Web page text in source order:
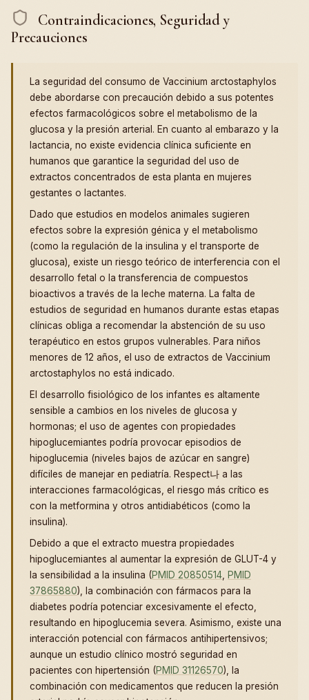
Contraindicaciones, Seguridad y
Precauciones
La seguridad del consumo de Vaccinium arctostaphylos
debe abordarse con precaución debido a sus potentes
efectos farmacológicos sobre el metabolismo de la
glucosa y la presión arterial. En cuanto al embarazo y la
lactancia, no existe evidencia clínica suficiente en
humanos que garantice la seguridad del uso de
extractos concentrados de esta planta en mujeres
gestantes o lactantes.
Dado que estudios en modelos animales sugieren
efectos sobre la expresión génica y el metabolismo
(como la regulación de la insulina y el transporte de
glucosa), existe un riesgo teórico de interferencia con el
desarrollo fetal o la transferencia de compuestos
bioactivos a través de la leche materna. La falta de
estudios de seguridad en humanos durante estas etapas
clínicas obliga a recomendar la abstención de su uso
terapéutico en estos grupos vulnerables. Para niños
menores de 12 años, el uso de extractos de Vaccinium
arctostaphylos no está indicado.
El desarrollo fisiológico de los infantes es altamente
sensible a cambios en los niveles de glucosa y
hormonas; el uso de agentes con propiedades
hipoglucemiantes podría provocar episodios de
hipoglucemia (niveles bajos de azúcar en sangre)
difíciles de manejar en pediatría. Respect나 a las
interacciones farmacológicas, el riesgo más crítico es
con la metformina y otros antidiabéticos (como la
insulina).
Debido a que el extracto muestra propiedades
hipoglucemiantes al aumentar la expresión de GLUT-4 y
la sensibilidad a la insulina (PMID 20850514, PMID
37865880), la combinación con fármacos para la
diabetes podría potenciar excesivamente el efecto,
resultando en hipoglucemia severa. Asimismo, existe una
interacción potencial con fármacos antihipertensivos;
aunque un estudio clínico mostró seguridad en
pacientes con hipertensión (PMID 31126570), la
combinación con medicamentos que reducen la presión